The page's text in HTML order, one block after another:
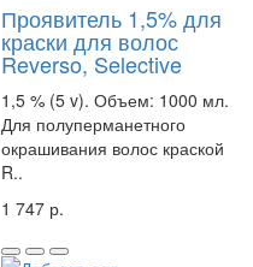
Проявитель 1,5% для
краски для волос
Reverso, Selective
1,5 % (5 v). Объем: 1000 мл.
Для полуперманетного
окрашивания волос краской
R..
1 747 р.